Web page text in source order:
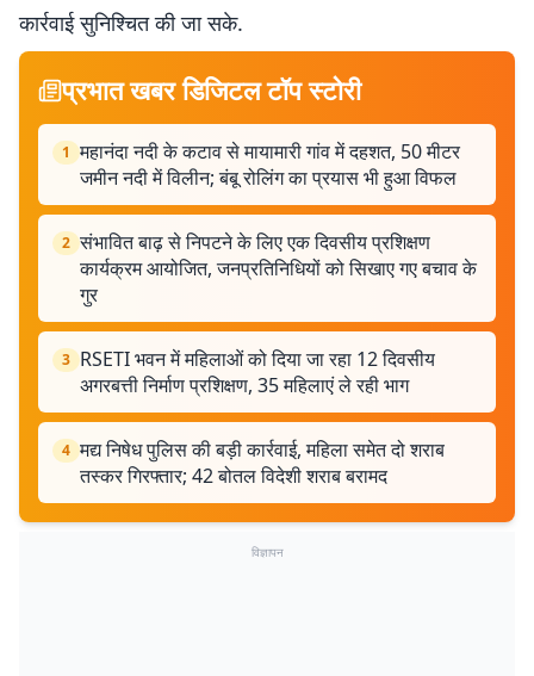
कार्रवाई सुनिश्चित की जा सके.
प्रभात खबर डिजिटल टॉप स्टोरी
1 महानंदा नदी के कटाव से मायामारी गांव में दहशत, 50 मीटर
जमीन नदी में विलीन; बंबू रोलिंग का प्रयास भी हुआ विफल
2 संभावित बाढ़ से निपटने के लिए एक दिवसीय प्रशिक्षण
कार्यक्रम आयोजित, जनप्रतिनिधियों को सिखाए गए बचाव के
गुर
3 RSETI भवन में महिलाओं को दिया जा रहा 12 दिवसीय
अगरबत्ती निर्माण प्रशिक्षण, 35 महिलाएं ले रही भाग
4 मद्य निषेध पुलिस की बड़ी कार्रवाई, महिला समेत दो शराब
तस्कर गिरफ्तार; 42 बोतल विदेशी शराब बरामद
विज्ञापन